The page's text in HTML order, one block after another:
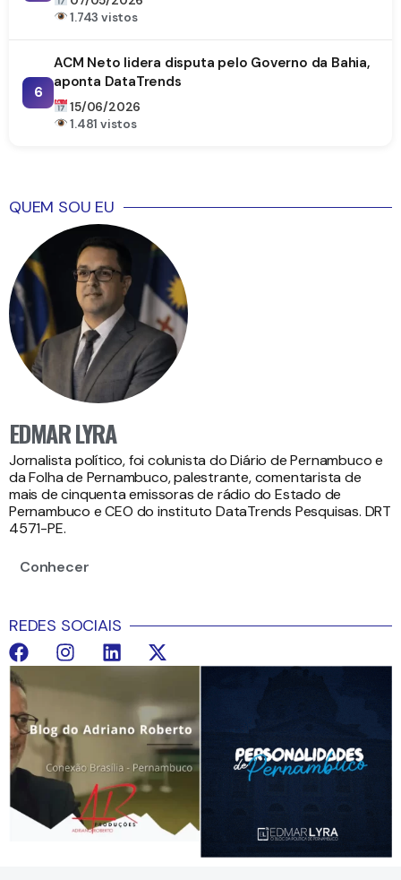
1.743 vistos
6
ACM Neto lidera disputa pelo Governo da Bahia,
aponta DataTrends
15/06/2026
1.481 vistos
QUEM SOU EU
EDMAR LYRA
Jornalista político, foi colunista do Diário de Pernambuco e
da Folha de Pernambuco, palestrante, comentarista de
mais de cinquenta emissoras de rádio do Estado de
Pernambuco e CEO do instituto DataTrends Pesquisas. DRT
4571-PE.
Conhecer
REDES SOCIAIS